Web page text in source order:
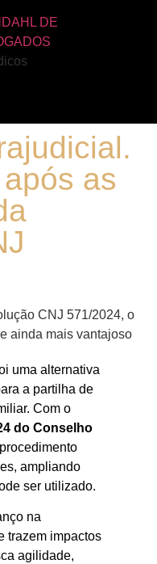
as
uma alternativa
a partilha de
Com o
do Conselho
ampliando
ser utilizado.
na
trazem impactos
agilidade,